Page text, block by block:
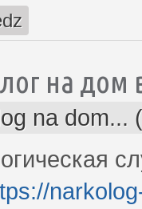
на дом
na dom...